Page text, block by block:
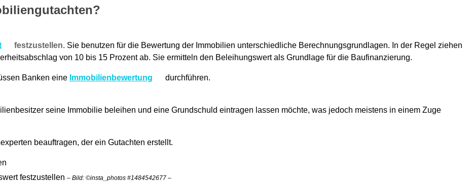
festzustellen. Sie benutzen für die Bewertung der Immobilien unterschiedliche Berechnungsgrundlagen. In der Regel ziehen
von 10 bis 15 Prozent ab. Sie ermitteln den Beleihungswert als Grundlage für die Baufinanzierung.
Banken eine Immobilienbewertung durchführen.
seine Immobilie beleihen und eine Grundschuld eintragen lassen möchte, was jedoch meistens in einem Zuge
beauftragen, der ein Gutachten erstellt.
festzustellen – Bild: ©insta_photos #1484542677 –